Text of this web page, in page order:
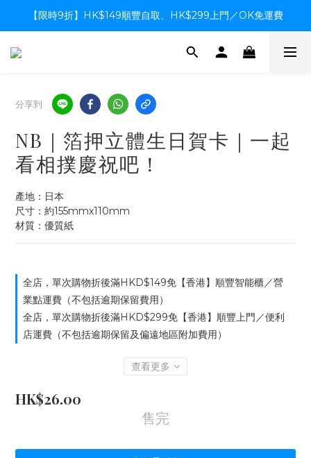
【限時9折】HK$149順豐自取、HK$299上門／OK免運費
【限時9折】HK$149順豐自取、HK$299上門／OK免運費
支付系統升級中，暫停信用卡支付至8月中，造成不便感謝諒解
分享到
NB｜箔押立體生日賀卡｜一起
看相撲慶祝吧！
產地：日本
尺寸：約155mmx110mm
材質：優質紙
全店，單次購物折後滿HKD$149免【香港】順豐智能櫃／營
業點運費（不包括逾期保留費用）
全店，單次購物折後滿HKD$299免【香港】順豐上門／便利
店運費（不包括逾期保留及偏遠地區附加費用）
查看更多
HK$26.00
售完